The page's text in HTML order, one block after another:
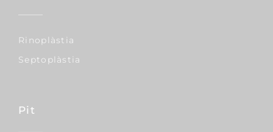
Rinoplàstia
Septoplàstia
Pit